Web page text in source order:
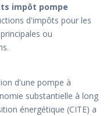
impôt pompe
d'impôts pour les
ou
d'une pompe à
substantielle à long
énergétique (CITE) a